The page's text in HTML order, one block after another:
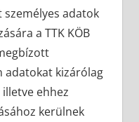
adatok
a TTK KÖB
adatokat kizárólag
ehhez
kerülnek